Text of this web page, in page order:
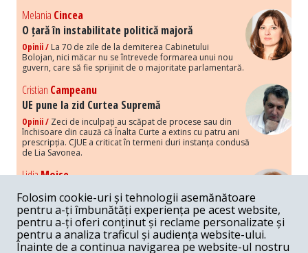
Melania Cincea
O țară în instabilitate politică majoră
Opinii / La 70 de zile de la demiterea Cabinetului
Bolojan, nici măcar nu se întrevede formarea unui nou
guvern, care să fie sprijinit de o majoritate parlamentară.
Cristian Campeanu
UE pune la zid Curtea Supremă
Opinii / Zeci de inculpați au scăpat de procese sau din
închisoare din cauză că Înalta Curte a extins cu patru ani
prescripția. CJUE a criticat în termeni duri instanța condusă
de Lia Savonea.
LidiaMoise
Costurile economice ale haosului politic
Opinii / Economia nu poate rezista cu retorica falsă a
susținerii intereselor poporului, care, de fapt, ascunde
obsesia menținerii privilegiilor și a averilor unor caste.
Melania Cincea
Folosim cookie-uri și tehnologii asemănătoare
pentru a-ți îmbunătăți experiența pe acest website,
pentru a-ți oferi conținut și reclame personalizate și
pentru a analiza traficul și audiența website-ului.
Înainte de a continua navigarea pe website-ul nostru